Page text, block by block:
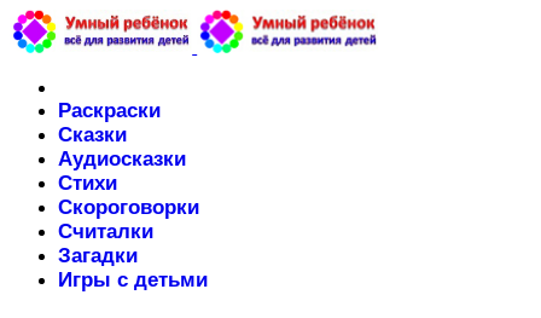
Раскраски
Сказки
Аудиосказки
Стихи
Скороговорки
Считалки
Загадки
Игры с детьми